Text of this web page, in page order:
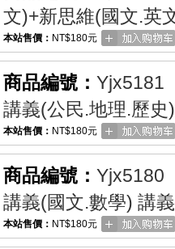
文)+新思維(國文.英
本站售價： NT$180元
商品編號： Yjx5181
講義(公民.地理.歷史
本站售價： NT$180元
商品編號： Yjx5180
講義(國文.數學) 講
本站售價： NT$180元